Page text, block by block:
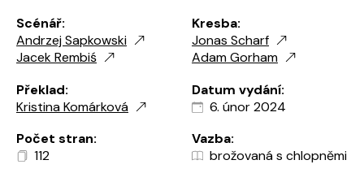
Scénář:
Andrzej Sapkowski
Jacek Rembiś
Kresba:
Jonas Scharf
Adam Gorham
Překlad:
Kristina Komárková
Datum vydání:
6. únor 2024
Počet stran:
112
Vazba:
brožovaná s chlopněmi